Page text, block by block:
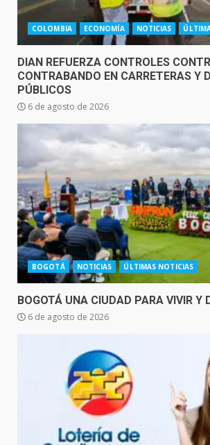
COLOMBIA ECONOMÍA NOTICIAS
DIAN REFUERZA CONTROLES
CONTRABANDO EN CARRETERAS Y
PÚBLICOS
6 de agosto de 2026
BOGOTÁ NOTICIAS ÚLTIMAS NOTICIAS
BOGOTÁ UNA CIUDAD PARA VIVIR Y
6 de agosto de 2026